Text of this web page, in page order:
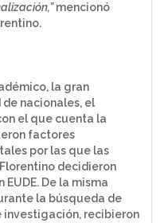
mencionó
la gran
nacionales, el
el que cuenta la
factores
por las que las
decidieron
EUDE. De la misma
la búsqueda de
investigación, recibieron